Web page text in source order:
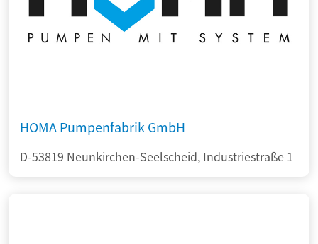
HOMA Pumpenfabrik GmbH
D-53819 Neunkirchen-Seelscheid, Industriestraße 1